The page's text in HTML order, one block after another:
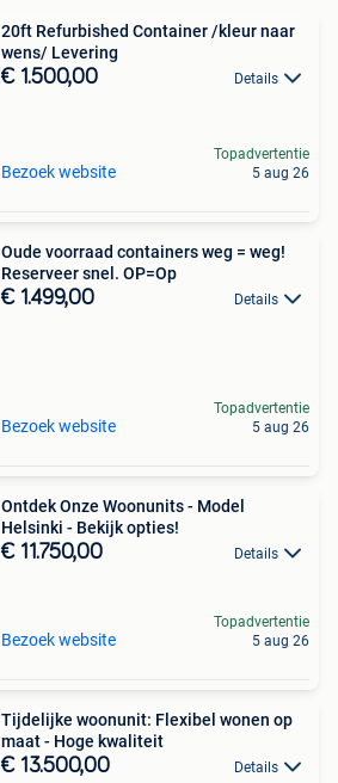
20ft Refurbished Container /kleur naar
wens/ Levering
€ 1.500,00 Details
Bezoek website
Topadvertentie
5 aug 26
Oude voorraad containers weg = weg!
Reserveer snel. OP=Op
€ 1.499,00 Details
Bezoek website
Topadvertentie
5 aug 26
Ontdek Onze Woonunits - Model
Helsinki - Bekijk opties!
€ 11.750,00 Details
Bezoek website
Topadvertentie
5 aug 26
Tijdelijke woonunit: Flexibel wonen op
maat - Hoge kwaliteit
€ 13.500,00 Details